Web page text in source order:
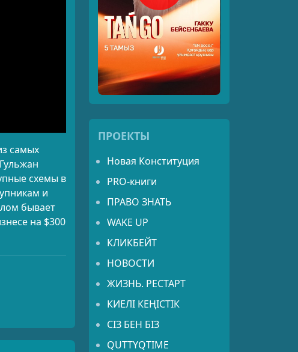
самых
схемы в
и
бывает
на $300
ПРОЕКТЫ
Новая Конституция
PRO-книги
ПРАВО ЗНАТЬ
WAKE UP
КЛИКБЕЙТ
НОВОСТИ
ЖИЗНЬ. РЕСТАРТ
КИЕЛІ КЕҢІСТІК
СІЗ БЕН БІЗ
QUTTYQTIME